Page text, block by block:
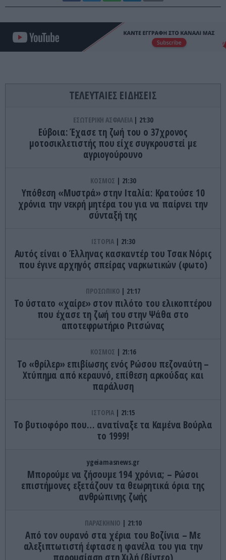
ΤΕΛΕΥΤΑΙΕΣ ΕΙΔΗΣΕΙΣ
ΕΣΩΤΕΡΙΚΗ ΑΣΦΑΛΕΙΑ 21:30
Εύβοια: Έχασε τη ζωή του ο 37χρονος
μοτοσικλετιστής που είχε συγκρουστεί με
αγριογούρουνο
ΚΟΣΜΟΣ 21:30
Υπόθεση «Μυστρά» στην Ιταλία: Κρατούσε 10
χρόνια την νεκρή μητέρα του για να παίρνει την
σύνταξή της
ΙΣΤΟΡΙΑ 21:30
Αυτός είναι ο Έλληνας κασκαντέρ του Τσακ Νόρις
που έγινε αρχηγός σπείρας ναρκωτικών (φωτο)
ΠΡΟΣΩΠΙΚΟ 21:17
Το ύστατο «χαίρε» στον πιλότο του ελικοπτέρου
που έχασε τη ζωή του στην Ψάθα στο
αποτεφρωτήριο Ριτσώνας
ΚΟΣΜΟΣ 21:16
Το «θρίλερ» επιβίωσης ενός Ρώσου πεζοναύτη –
Χτύπημα από κεραυνό, επίθεση αρκούδας και
παράλυση
ΙΣΤΟΡΙΑ 21:15
Το βυτιοφόρο που… ανατίναξε τα Καμένα Βούρλα
το 1999!
ygeiamasnews.gr
Μπορούμε να ζήσουμε 194 χρόνια; – Ρώσοι
επιστήμονες εξετάζουν τα θεωρητικά όρια της
ανθρώπινης ζωής
ΠΑΡΑΣΚΗΝΙΟ 21:10
Από τον ουρανό στα χέρια του Βοζίνια – Με
αλεξιπτωτιστή έφτασε η φανέλα του για την